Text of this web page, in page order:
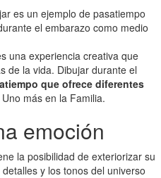
es un ejemplo de pasatiempo
el embarazo como medio
una experiencia creativa que
de la vida. Dibujar durante el
que ofrece diferentes
más en la Familia.
emoción
la posibilidad de exteriorizar su
y los tonos del universo